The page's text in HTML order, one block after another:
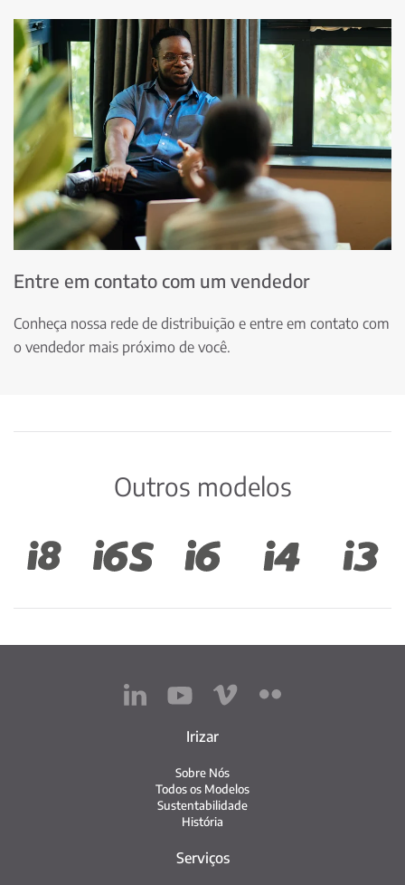
Entre em contato com um vendedor
Conheça nossa rede de distribuição e entre em contato com
o vendedor mais próximo de você.
Outros modelos
Irizar
Sobre Nós
Todos os Modelos
Sustentabilidade
História
Serviços